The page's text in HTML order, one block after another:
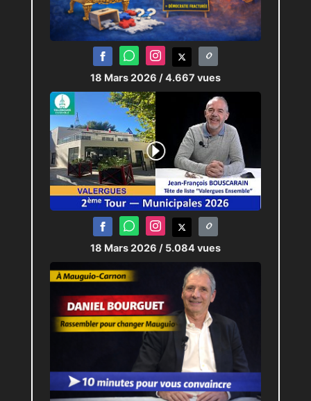
18 Mars 2026 / 4.667 vues
18 Mars 2026 / 5.084 vues